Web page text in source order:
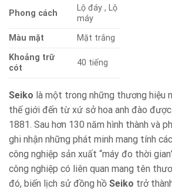
Phong cách
Lộ đáy , Lộ
máy
Màu mặt
Mặt trắng
Khoảng trữ
cót
40 tiếng
Seiko là một trong những thương hiệu
thế giới đến từ xứ sở hoa anh đào
1881. Sau hơn 130 năm hình thành và
ghi nhận những phát minh mang tính
công nghiệp sản xuất “máy đo thời
công nghiệp có liên quan mang tên
đó, biến lịch sử đồng hồ Seiko trở